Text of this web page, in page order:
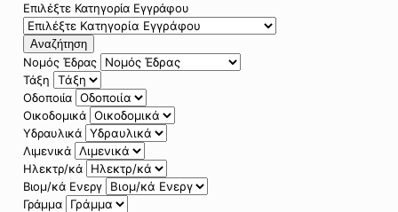
Επιλέξτε Κατηγορία Εγγράφου
Αναζήτηση
Νομός Έδρας
Τάξη
Οδοποιία
Οικοδομικά
Υδραυλικά
Λιμενικά
Ηλεκτρ/κά
Βιομ/κά Ενεργ
Γράμμα